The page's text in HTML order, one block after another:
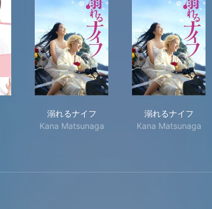
溺れるナイフ
Kana Matsunaga
溺れるナイフ
Kana Matsunaga